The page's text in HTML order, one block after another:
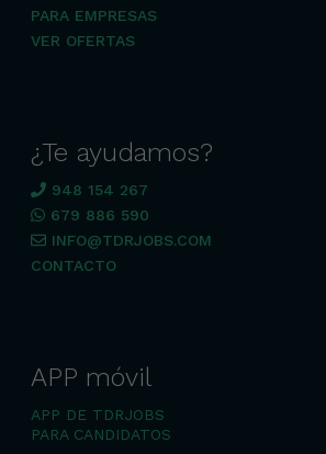
PARA EMPRESAS
VER OFERTAS
¿Te ayudamos?
948 154 267
679 886 590
INFO@TDRJOBS.COM
CONTACTO
APP móvil
APP DE TDRJOBS
PARA CANDIDATOS